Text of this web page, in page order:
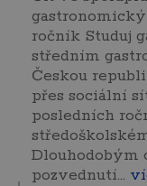
ročník Studuj
středním
Českou
přes sociální
posledních
Dlouhodobým
pozvednutí…